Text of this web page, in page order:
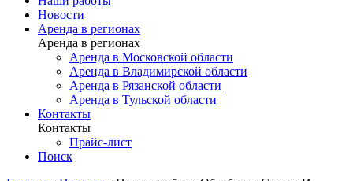
Новости
Аренда в регионах
Аренда в регионах
Аренда в Московской области
Аренда в Владимирской области
Аренда в Рязанской области
Аренда в Тульской области
Контакты
Контакты
Прайс-лист
Поиск